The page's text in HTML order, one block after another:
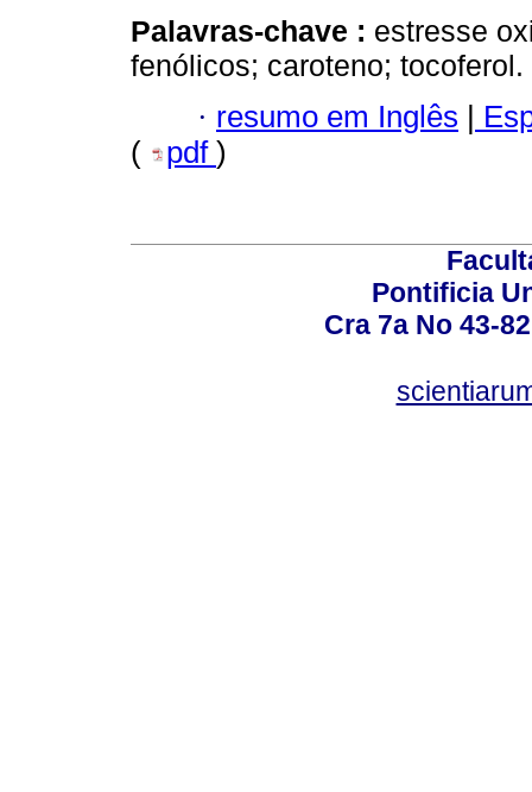
Palavras-chave : estresse
fenólicos; caroteno; tocoferol.
· resumo em Inglês |
(
pdf )
Pontificia
Cra 7a No 43-